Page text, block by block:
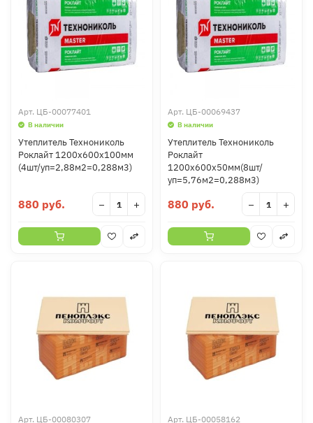
Арт. ЦБ-00077401
В наличии
Утеплитель Технониколь
Роклайт 1200х600х100мм
(4шт/уп=2,88м2=0,288м3)
880 руб. − +
Арт. ЦБ-00069437
В наличии
Утеплитель Технониколь
Роклайт
1200х600х50мм(8шт/
уп=5,76м2=0,288м3)
880 руб. − +
Арт. ЦБ-00080307 Арт. ЦБ-00058162